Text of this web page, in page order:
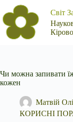
Перейти
до
вмісту
Світ
Чи можна запивати
кожен
Матвій
КОРИСНІ